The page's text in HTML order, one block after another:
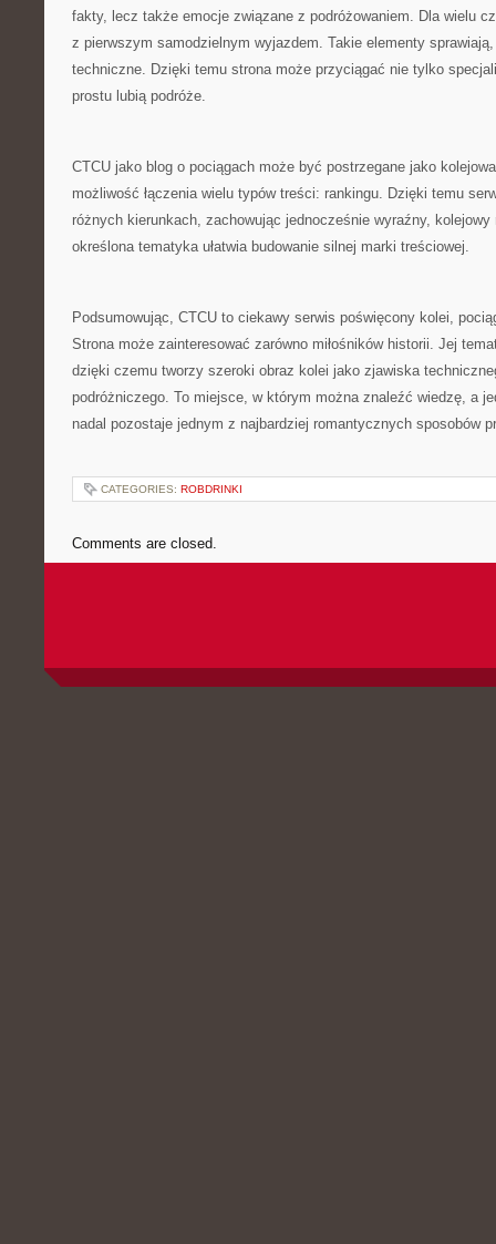
fakty, lecz także emocje związane z podróżowaniem. Dla wielu
z pierwszym samodzielnym wyjazdem. Takie elementy
techniczne. Dzięki temu strona może przyciągać nie tylko
prostu lubią podróże.
CTCU jako blog o pociągach może być postrzegane jako
możliwość łączenia wielu typów treści: rankingu. Dzięki temu
różnych kierunkach, zachowując jednocześnie wyraźny, kolejowy
określona tematyka ułatwia budowanie silnej marki treściowej.
Podsumowując, CTCU to ciekawy serwis poświęcony kolei,
Strona może zainteresować zarówno miłośników historii. Jej
dzięki czemu tworzy szeroki obraz kolei jako zjawiska
podróżniczego. To miejsce, w którym można znaleźć wiedzę, a
nadal pozostaje jednym z najbardziej romantycznych sposobów
CATEGORIES: ROBDRINKI
Comments are closed.